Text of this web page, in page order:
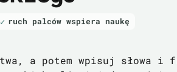
ruch palców wspiera naukę
a potem wpisuj słowa i